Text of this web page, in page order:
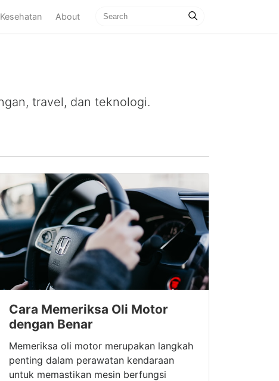
Kesehatan About
travel, dan teknologi.
Cara Memeriksa Oli Motor
dengan Benar
Memeriksa oli motor merupakan langkah
penting dalam perawatan kendaraan
untuk memastikan mesin berfungsi